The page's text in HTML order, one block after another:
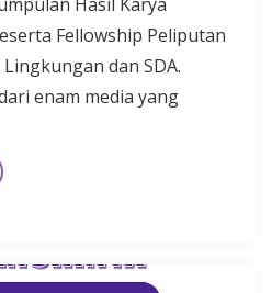
Fellowship Peliputan
dan SDA.
enam media yang